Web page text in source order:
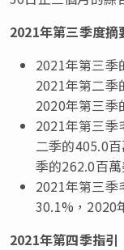
2021年第三季度摘
2021年第三季
2021年第二季
2020年第三季
2021年第三季
二季的405.0
季的262.0百
2021年第三季
30.1%，2020
2021年第四季指引